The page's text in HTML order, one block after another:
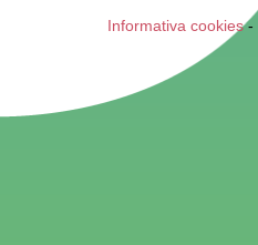
Informativa cookies-